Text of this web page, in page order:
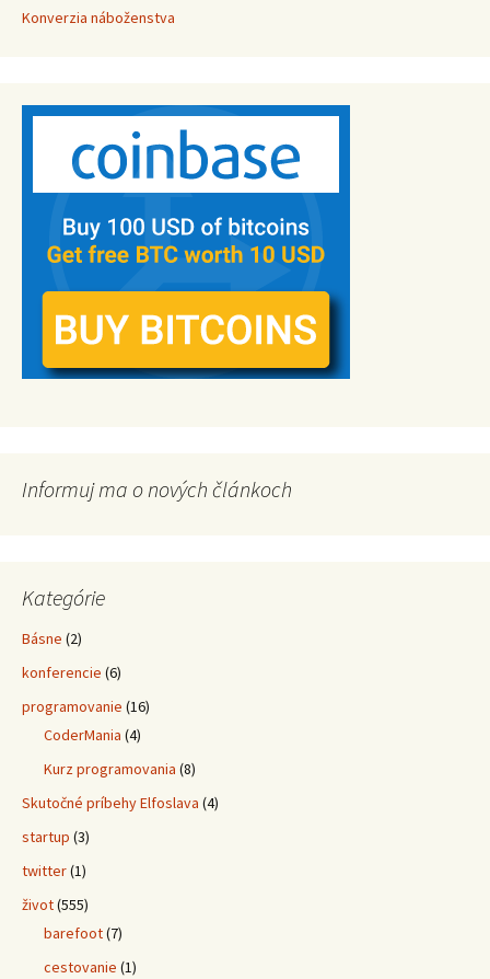
Konverzia náboženstva
Informuj ma o nových článkoch
Kategórie
Básne (2)
konferencie (6)
programovanie (16)
CoderMania (4)
Kurz programovania (8)
Skutočné príbehy Elfoslava (4)
startup (3)
twitter(1)
život(555)
barefoot(7)
cestovanie (1)